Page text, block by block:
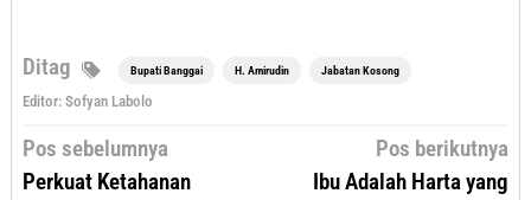
Ditag Bupati Banggai H. Amirudin Jabatan Kosong
Editor: Sofyan Labolo
Navigasi
Pos sebelumnya
Perkuat Ketahanan
Pos berikutnya
Ibu Adalah Harta yang